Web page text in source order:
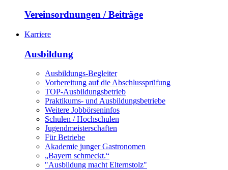
Vereinsordnungen / Beiträge
Karriere
Ausbildung
Ausbildungs-Begleiter
Vorbereitung auf die Abschlussprüfung
TOP-Ausbildungsbetrieb
Praktikums- und Ausbildungsbetriebe
Weitere Jobbörseninfos
Schulen / Hochschulen
Jugendmeisterschaften
Für Betriebe
Akademie junger Gastronomen
„Bayern schmeckt.“
"Ausbildung macht Elternstolz"